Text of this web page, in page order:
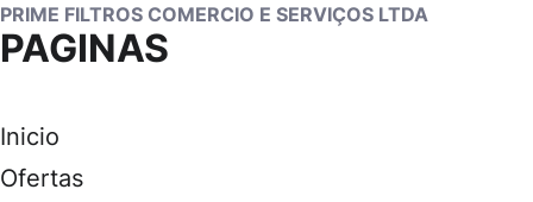
PRIME FILTROS COMERCIO E SERVIÇOS LTDA
PAGINAS
Inicio
Ofertas